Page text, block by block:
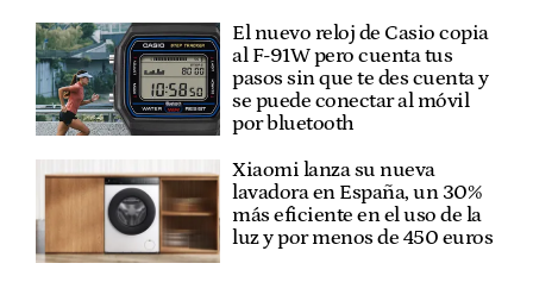
El nuevo reloj de Casio copia
al F-91W pero cuenta tus
pasos sin que te des cuenta y
se puede conectar al móvil
por bluetooth
Xiaomi lanza su nueva
lavadora en España, un 30%
más eficiente en el uso de la
luz y por menos de 450 euros